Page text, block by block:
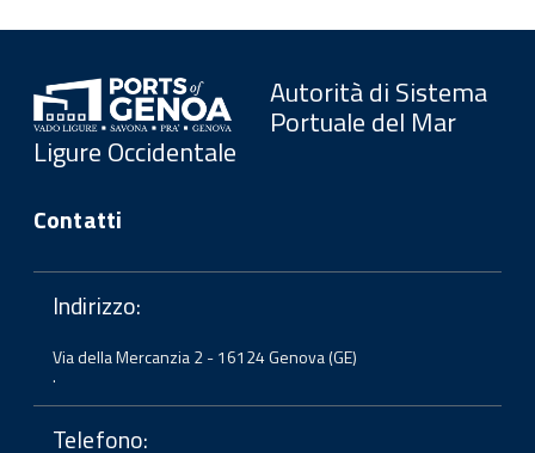
Autorità di Sistema
Portuale del Mar
Ligure Occidentale
Contatti
Indirizzo:
Via della Mercanzia 2 - 16124 Genova (GE)
.
Telefono: